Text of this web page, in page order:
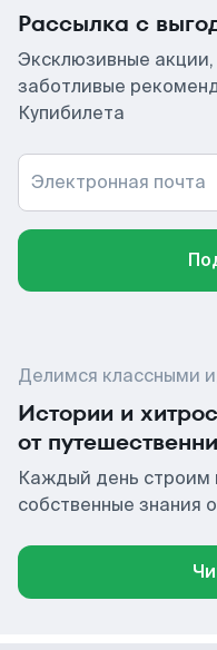
Рассылка с
Эксклюзивные
заботливые
Купибилета
Электронная почта
Делимся классными
Истории и
от
Каждый день строим
собственные знания